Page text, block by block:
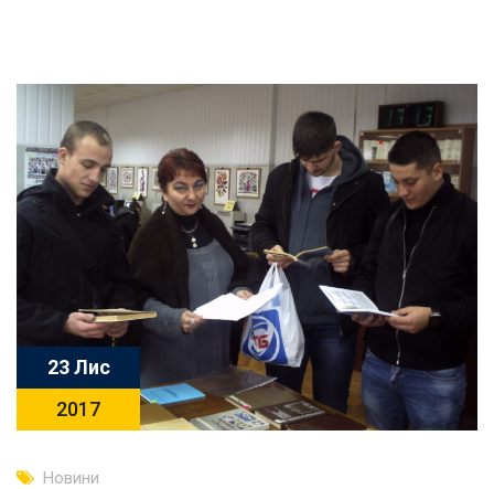
23 Лис
2017
Новини